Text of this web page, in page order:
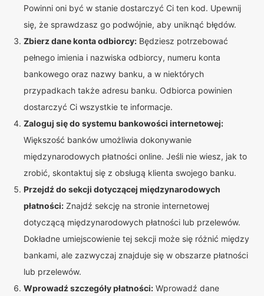
Powinni oni być w stanie dostarczyć Ci ten kod. Upewnij
się, że sprawdzasz go podwójnie, aby uniknąć błędów.
Zbierz dane konta odbiorcy: Będziesz potrzebować
pełnego imienia i nazwiska odbiorcy, numeru konta
bankowego oraz nazwy banku, a w niektórych
przypadkach także adresu banku. Odbiorca powinien
dostarczyć Ci wszystkie te informacje.
Zaloguj się do systemu bankowości internetowej:
Większość banków umożliwia dokonywanie
międzynarodowych płatności online. Jeśli nie wiesz, jak to
zrobić, skontaktuj się z obsługą klienta swojego banku.
Przejdź do sekcji dotyczącej międzynarodowych
płatności: Znajdź sekcję na stronie internetowej
dotyczącą międzynarodowych płatności lub przelewów.
Dokładne umiejscowienie tej sekcji może się różnić między
bankami, ale zazwyczaj znajduje się w obszarze płatności
lub przelewów.
Wprowadź szczegóły płatności: Wprowadź dane